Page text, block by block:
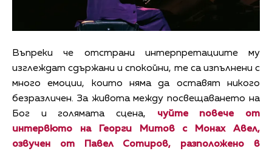
Въпреки че отстрани интерпретациите му
изглеждат сдържани и спокойни, те са изпълнени с
много емоции, които няма да оставят никого
безразличен. За живота между посвещаването на
Бог и голямата сцена, чуйте повече от
интервюто на Георги Митов с Монах Авел,
озвучен от Павел Сотиров, разположено в